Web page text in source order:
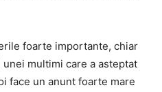
foarte importante, chiar
multimi care a asteptat
face un anunt foarte mare